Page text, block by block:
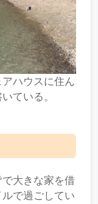
ハウスに住ん
ている。
大きな家を借
で過ごしてい